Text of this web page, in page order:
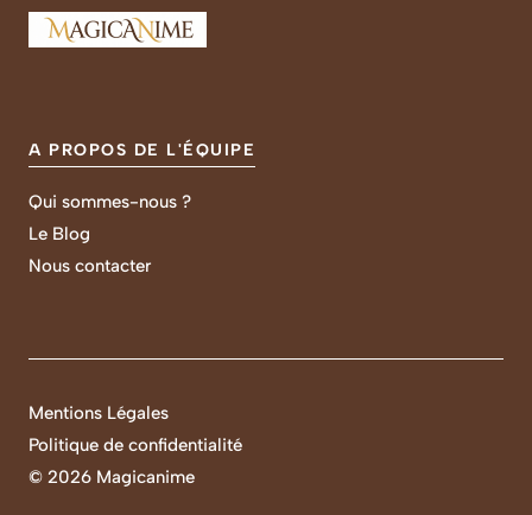
A PROPOS DE L'ÉQUIPE
Qui sommes-nous ?
Le Blog
Nous contacter
© 2026 Magicanime
Mentions Légales
Politique de confidentialité